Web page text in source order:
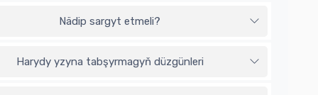
Nädip sargyt etmeli?
Harydy yzyna tabşyrmagyň düzgünleri